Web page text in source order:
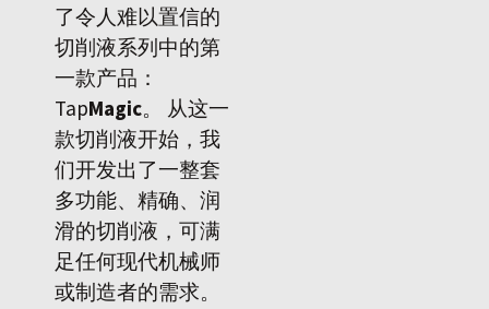
了令人难以置信的
切削液系列中的第
一款产品：
TapMagic。 从这一
款切削液开始，我
们开发出了一整套
多功能、精确、润
滑的切削液，可满
足任何现代机械师
或制造者的需求。